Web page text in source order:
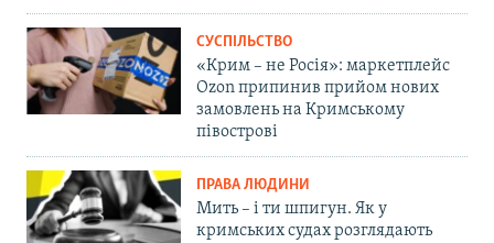
СУСПІЛЬСТВО
«Крим – не Росія»: маркетплейс
Ozon припинив прийом нових
замовлень на Кримському
півострові
ПРАВА ЛЮДИНИ
Мить – і ти шпигун. Як у
кримських судах розглядають